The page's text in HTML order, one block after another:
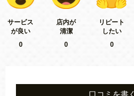
サービス
が良い
0
店内が
清潔
0
リピート
したい
0
口コミを書く